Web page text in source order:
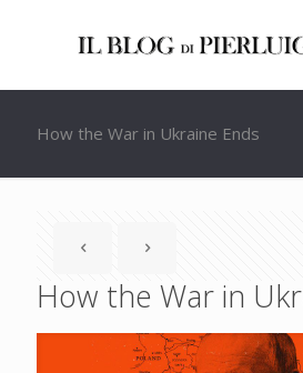
How the War in Ukraine Ends
How the War in